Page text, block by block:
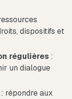
dispositifs et
régulières :
un dialogue
: répondre aux